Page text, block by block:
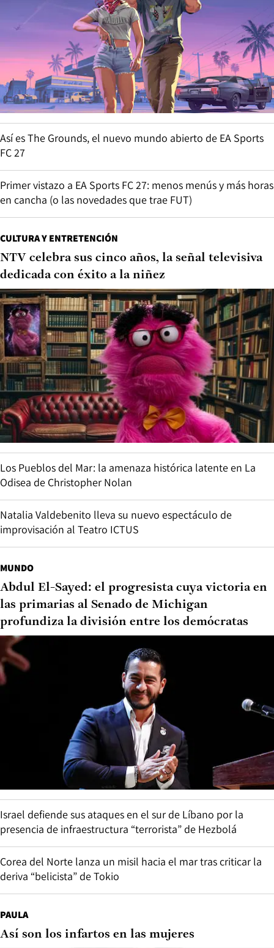
Así es The Grounds, el nuevo mundo abierto de EA Sports
FC 27
Primer vistazo a EA Sports FC 27: menos menús y más horas
en cancha (o las novedades que trae FUT)
CULTURA Y ENTRETENCIÓN
NTV celebra sus cinco años, la señal televisiva
dedicada con éxito a la niñez
Los Pueblos del Mar: la amenaza histórica latente en La
Odisea de Christopher Nolan
Natalia Valdebenito lleva su nuevo espectáculo de
improvisación al Teatro ICTUS
MUNDO
Abdul El-Sayed: el progresista cuya victoria en
las primarias al Senado de Michigan
profundiza la división entre los demócratas
Israel defiende sus ataques en el sur de Líbano por la
presencia de infraestructura “terrorista” de Hezbolá
Corea del Norte lanza un misil hacia el mar tras criticar la
deriva “belicista” de Tokio
PAULA
Así son los infartos en las mujeres